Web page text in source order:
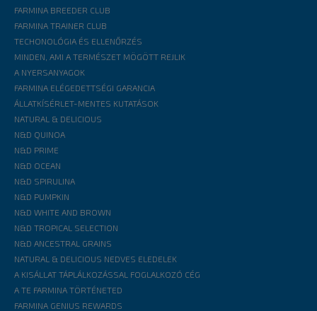
FARMINA BREEDER CLUB
FARMINA TRAINER CLUB
TECHONOLÓGIA ÉS ELLENŐRZÉS
MINDEN, AMI A TERMÉSZET MÖGÖTT REJLIK
A NYERSANYAGOK
FARMINA ELÉGEDETTSÉGI GARANCIA
ÁLLATKÍSÉRLET-MENTES KUTATÁSOK
NATURAL & DELICIOUS
N&D QUINOA
N&D PRIME
N&D OCEAN
N&D SPIRULINA
N&D PUMPKIN
N&D WHITE AND BROWN
N&D TROPICAL SELECTION
N&D ANCESTRAL GRAINS
NATURAL & DELICIOUS NEDVES ELEDELEK
A KISÁLLAT TÁPLÁLKOZÁSSAL FOGLALKOZÓ CÉG
A TE FARMINA TÖRTÉNETED
FARMINA GENIUS REWARDS